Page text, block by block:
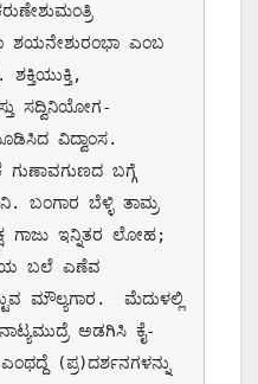
ಶಯನೇಶುರಂಭಾ ಎಂಬ
ಸದ್ವಿನಿಯೋಗ-
ವಿದ್ವಾಂಸ.
ಗುಣಾವಗುಣದ ಬಗ್ಗೆ
ಬಂಗಾರ ಬೆಳ್ಳಿ ತಾಮ್ರ
ಗಾಜು ಇನ್ನಿತರ ಲೋಹ;
ಬಲೆ ಎಣೆವ
ಮೌಲ್ಯಗಾರ.  ಮೆದುಳಲ್ಲಿ
ಅಡಗಿಸಿ ಕೈ-
(ಪ್ರ)ದರ್ಶನಗಳನ್ನು